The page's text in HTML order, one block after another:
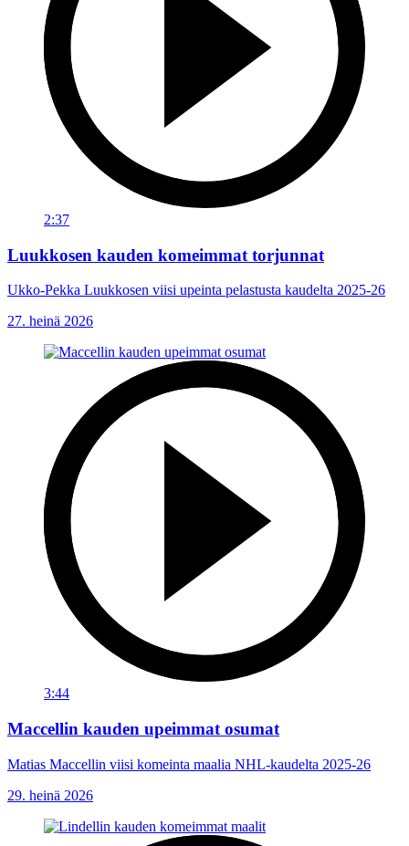
2:37
Luukkosen kauden komeimmat torjunnat
Ukko-Pekka Luukkosen viisi upeinta pelastusta kaudelta 2025-26
27. heinä 2026
3:44
Maccellin kauden upeimmat osumat
Matias Maccellin viisi komeinta maalia NHL-kaudelta 2025-26
29. heinä 2026